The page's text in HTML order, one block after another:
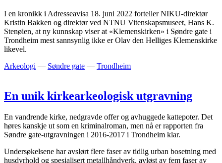
I en kronikk i Adresseavisa 18. juni 2022 forteller NIKU-direktør
Kristin Bakken og direktør ved NTNU Vitenskapsmuseet, Hans K.
Stenøien, at ny kunnskap viser at «Klemenskirken» i Søndre gate i
Trondheim mest sannsynlig ikke er Olav den Helliges Klemenskirke
likevel.
Arkeologi — Søndre gate — Trondheim
En unik kirkearkeologisk utgravning
En vandrende kirke, nedgravde offer og avhuggede kattepoter. Det
høres kanskje ut som en kriminalroman, men nå er rapporten fra
Søndre gate-utgravningen i 2016-2017 i Trondheim klar.
Undersøkelsene har avslørt flere faser av tidlig urban bosetning med
husdyrhold og spesialisert metallhåndverk, avløst av fem faser av